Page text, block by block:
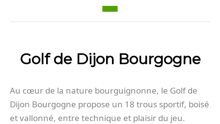
Golf de Dijon Bourgogne
Au cœur de la nature bourguignonne, le Golf de
Dijon Bourgogne propose un 18 trous sportif, boisé
et vallonné, entre technique et plaisir du jeu.